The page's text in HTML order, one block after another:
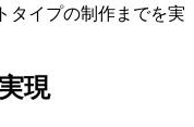
タイプの制作までを実
現